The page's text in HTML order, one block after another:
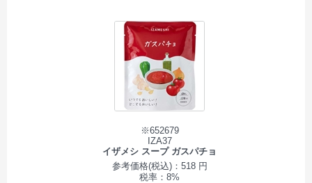
※652679
IZA37
イザメシ スープ ガスパチョ
参考価格(税込)：518 円
税率：8%